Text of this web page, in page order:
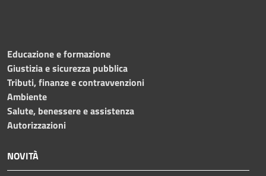
Educazione e formazione
Giustizia e sicurezza pubblica
Tributi, finanze e contravvenzioni
Ambiente
Salute, benessere e assistenza
Autorizzazioni
NOVITÀ